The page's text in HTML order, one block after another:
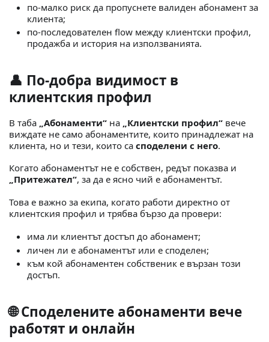
по-малко риск да пропуснете валиден абонамент за
клиента;
по-последователен flow между клиентски профил,
продажба и история на използванията.
👤 По-добра видимост в
клиентския профил
В таба „Абонаменти“ на „Клиентски профил“ вече
виждате не само абонаментите, които принадлежат на
клиента, но и тези, които са споделени с него.
Когато абонаментът не е собствен, редът показва и
„Притежател“, за да е ясно чий е абонаментът.
Това е важно за екипа, когато работи директно от
клиентския профил и трябва бързо да провери:
има ли клиентът достъп до абонамент;
личен ли е абонаментът или е споделен;
към кой абонаментен собственик е вързан този
достъп.
🌐 Споделените абонаменти вече
работят и онлайн